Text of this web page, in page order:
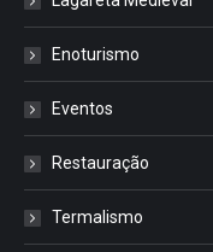
Enoturismo
Eventos
Restauração
Termalismo